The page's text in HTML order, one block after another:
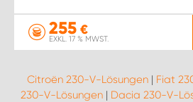
255 €
EXKL. 17 % MWST.
Citroën 230-V-Lösungen | Fiat
230-V-Lösungen| Dacia 230-V-